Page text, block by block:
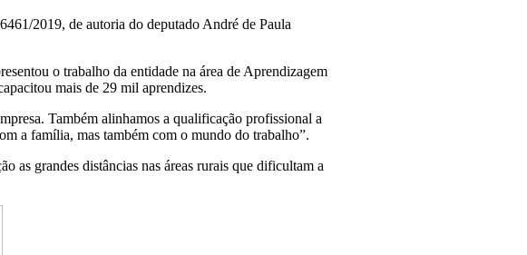
2019, de autoria do deputado André de Paula
o trabalho da entidade na área de Aprendizagem
mais de 29 mil aprendizes.
Também alinhamos a qualificação profissional a
a família, mas também com o mundo do trabalho”.
as grandes distâncias nas áreas rurais que dificultam a